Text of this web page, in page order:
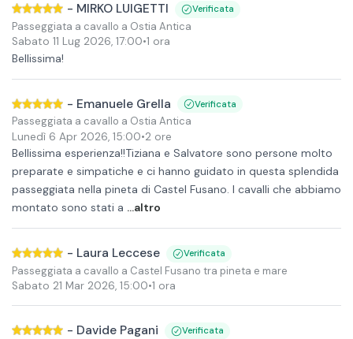
- MIRKO LUIGETTI Verificata
Passeggiata a cavallo a Ostia Antica
Sabato 11 Lug 2026, 17:00•1 ora
Bellissima!
- Emanuele Grella Verificata
Passeggiata a cavallo a Ostia Antica
Lunedì 6 Apr 2026, 15:00•2 ore
Bellissima esperienza!!Tiziana e Salvatore sono persone molto
preparate e simpatiche e ci hanno guidato in questa splendida
passeggiata nella pineta di Castel Fusano. I cavalli che abbiamo
montato sono stati a ...altro
- Laura Leccese Verificata
Passeggiata a cavallo a Castel Fusano tra pineta e mare
Sabato 21 Mar 2026, 15:00•1 ora
- Davide Pagani Verificata